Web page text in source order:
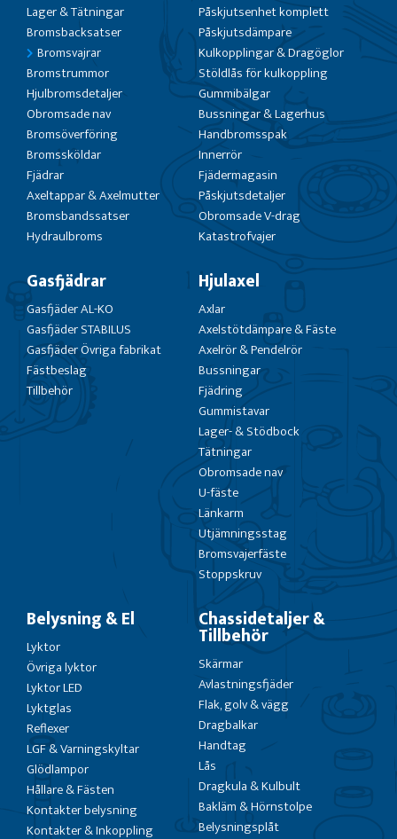
Lager & Tätningar
Bromsbacksatser
Bromsvajrar
Bromstrummor
Hjulbromsdetaljer
Obromsade nav
Bromsöverföring
Bromssköldar
Fjädrar
Axeltappar & Axelmutter
Bromsbandssatser
Hydraulbroms
Påskjutsenhet komplett
Påskjutsdämpare
Kulkopplingar & Dragöglor
Stöldlås för kulkoppling
Gummibälgar
Bussningar & Lagerhus
Handbromsspak
Innerrör
Fjädermagasin
Påskjutsdetaljer
Obromsade V-drag
Katastrofvajer
Gasfjädrar
Gasfjäder AL-KO
Gasfjäder STABILUS
Gasfjäder Övriga fabrikat
Fästbeslag
Tillbehör
Hjulaxel
Axlar
Axelstötdämpare & Fäste
Axelrör & Pendelrör
Bussningar
Fjädring
Gummistavar
Lager- & Stödbock
Tätningar
Obromsade nav
U-fäste
Länkarm
Utjämningsstag
Bromsvajerfäste
Stoppskruv
Belysning & El
Lyktor
Övriga lyktor
Lyktor LED
Lyktglas
Reflexer
LGF & Varningskyltar
Glödlampor
Hållare & Fästen
Kontakter belysning
Kontakter & Inkoppling
Chassidetaljer &
Tillbehör
Skärmar
Avlastningsfjäder
Flak, golv & vägg
Dragbalkar
Handtag
Lås
Dragkula & Kulbult
Bakläm & Hörnstolpe
Belysningsplåt